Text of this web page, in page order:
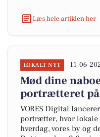
Læs hele artiklen her
LOKALT NYT 11-06-
Mød dine
portrætteret på
VORES Digital
portrætter, hvor lokale
hverdag, vores by og